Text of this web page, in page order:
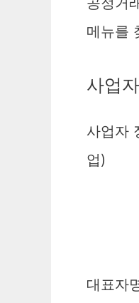
메뉴를
사업
사업자
업)
대표자